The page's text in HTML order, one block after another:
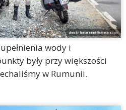
wody i
były przy większości
w Rumunii.